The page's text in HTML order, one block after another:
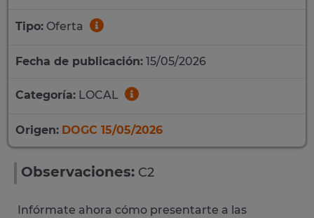
Tipo: Oferta
Fecha de publicación: 15/05/2026
Categoría: LOCAL
Origen: DOGC 15/05/2026
Observaciones: C2
Infórmate ahora cómo presentarte a las